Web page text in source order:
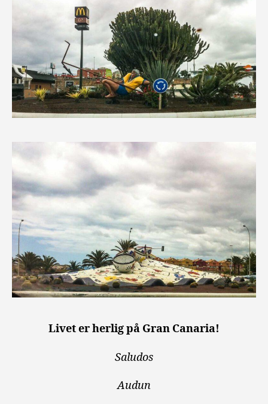
Livet er herlig på Gran Canaria!
Saludos
Audun